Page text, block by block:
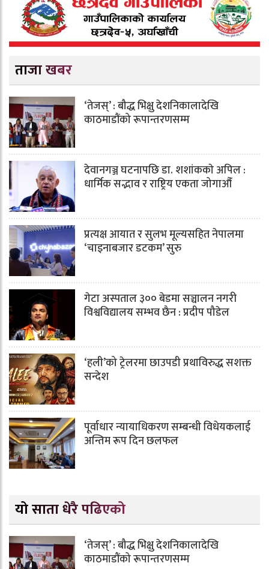
ताजा खबर
‘तेजस्’ : बौद्ध भिक्षु देशनिकालादेखि
काठमाडौंको रूपान्तरणसम्म
देवानगञ्ज घटनापछि डा. शशांककाे अपिल :
धार्मिक सद्भाव र राष्ट्रिय एकता जोगाऔँ
प्रत्यक्ष आयात र सुलभ मूल्यसहित नेपालमा
‘चाइनाबजार डटकम’ सुरु
गेटा अस्पताल ३०० बेडमा सञ्चालन नगरी
विश्वविद्यालय सम्भव छैन : प्रदीप पौडेल
‘हली’को ट्रेलरमा छाउपडी प्रथाविरुद्ध सशक्त
सन्देश
पूर्वाधार न्यायाधिकरण सम्बन्धी विधेयकलाई
अन्तिम रूप दिन छलफल
यो साता धेरै पढिएको
‘तेजस्’ : बौद्ध भिक्षु देशनिकालादेखि
काठमाडौंको रूपान्तरणसम्म